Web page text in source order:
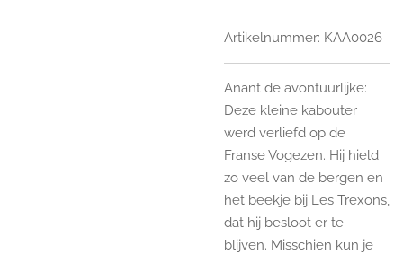
Artikelnummer: KAA0026
Anant de avontuurlijke:
Deze kleine kabouter
werd verliefd op de
Franse Vogezen. Hij hield
zo veel van de bergen en
het beekje bij Les Trexons,
dat hij besloot er te
blijven. Misschien kun je